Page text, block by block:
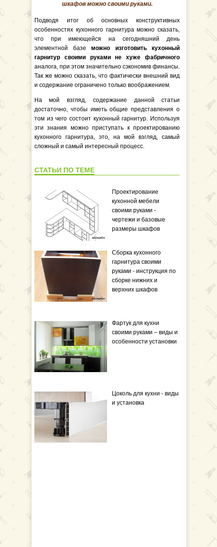
шкафов можно своими руками.
Подводя итог об основных конструктивных
особенностях кухонного гарнитура можно сказать,
что при имеющейся на сегодняшний день
элементной базе можно изготовить кухонный
гарнитур своими руками не хуже фабричного
аналога, при этом значительно сэкономив финансы.
Так же можно сказать, что фактически внешний вид
и содержание ограничено только воображением.
На мой взгляд, содержание данной статьи
достаточно, чтобы иметь общие представления о
том из чего состоит кухонный гарнитур. Используя
эти знания можно приступать к проектированию
кухонного гарнитура, это, на мой взгляд, самый
сложный и самый интересный процесс.
СТАТЬИ ПО ТЕМЕ
Проектирование
кухонной мебели
своими руками -
чертежи и базовые
размеры шкафов
Сборка кухонного
гарнитура своими
руками - инструкция по
сборке нижних и
верхних шкафов
Фартук для кухни
своими руками – виды и
особенности установки
Цоколь для кухни - виды
и установка